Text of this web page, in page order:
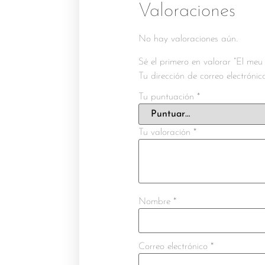
Valoraciones
No hay valoraciones aún.
Sé el primero en valorar “El
Tu dirección de correo
Tu puntuación *
Tu valoración *
Nombre *
Correo electrónico *